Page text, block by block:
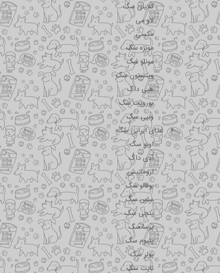
کلاینی سگ
لاو می
مکسی
مونژه سگ
مونلو سگ
وینستون سگ
هپی داگ
یوروپت سگ
ونپی سگ
غذای ایرانی سگ
اونو سگ
آدی داگ
اروماتیش
بوفالو سگ
سلبن سگ
پتچی سگ
پرسا سگ
پتیوم سگ
پولر سگ
تاپت سگ